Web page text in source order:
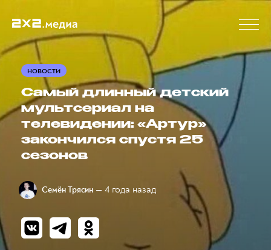
НОВОСТИ
Самый длинный детский
мультсериал на
телевидении: «Артур»
закончился спустя 25
сезонов
Семён Трясин — 4 года назад